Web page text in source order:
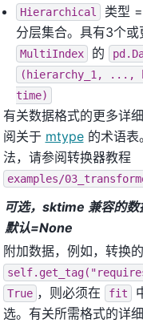
Hierarchical
类型
分层集合。具有3个或
MultiIndex 的
(hierarchy_1,
...,
time)
有关数据格式的更多详
阅关于 mtype的术语表
法，请参阅转换器教程
examples/
可选，sktime 兼容的数
默认=None
附加数据，例如，转换
True ，则必须在 fit
选。有关所需格式的详